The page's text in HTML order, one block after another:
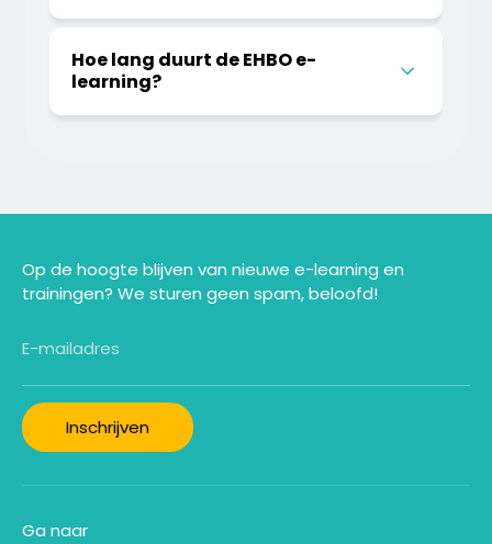
Hoe lang duurt de EHBO e-
learning?
Op de hoogte blijven van nieuwe e-learning en
trainingen? We sturen geen spam, beloofd!
E-mailadres
Inschrijven
Ga naar